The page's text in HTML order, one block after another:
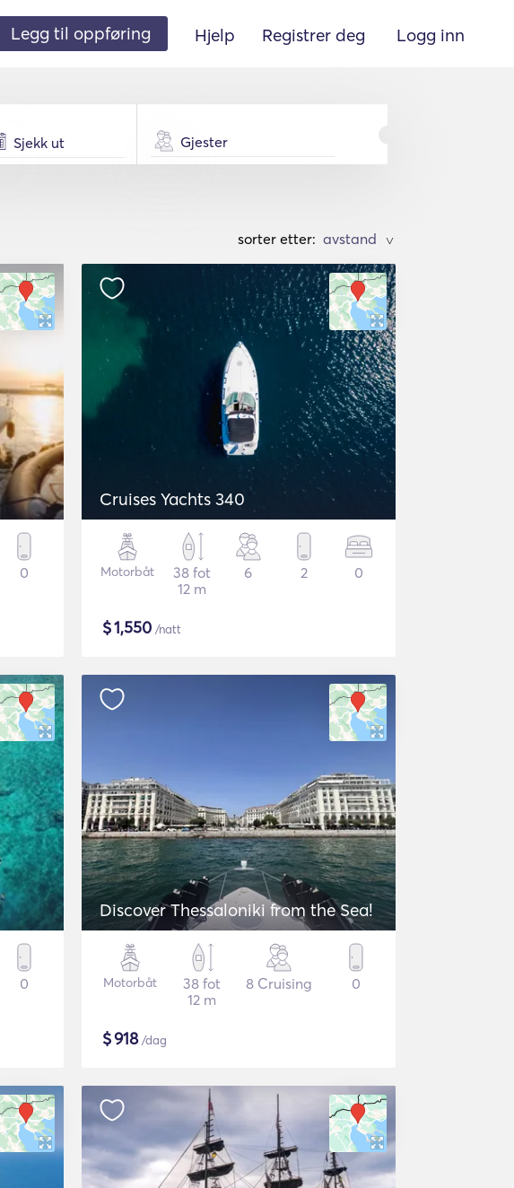
Legg til oppføring Hjelp Registrer deg Logg inn
Gjester
sorter etter: >
0
Cruises Yachts 340
Motorbåt
38 fot
12 m
6 2 0
$1,550 /natt
0
Discover Thessaloniki from the Sea!
Motorbåt
38 fot
12 m
8 Cruising 0
$918/dag